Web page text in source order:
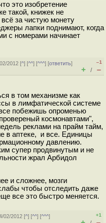
это изобретение
такой, книжек не
за чистую монету
лапки поднимают, когда
с номерами начинает
2012 [^] [^^] [^^^] [ответить]
–1
+ / –
в том механизме как
в лимфатической системе
побежишь опроменью
космонавтами",
реклами на прайм тайм,
в аптеке, и все. Единицы
давлению.
супер продвинутым и не
жрал Арбидол
и сложнее, мозги
чтобы отследить даже
все это быстро меняется.
02/2012 [^] [^^] [^^^]
+1